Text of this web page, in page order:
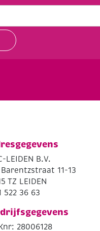
LEIDEN B.V.
11-13
TZ LEIDEN
522 36 63
28006128